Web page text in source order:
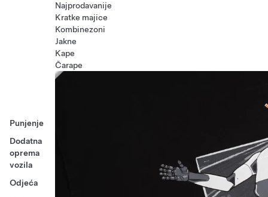
Punjenje
Dodatna
oprema
vozila
Odjeća
Najprodavanije
Kratke majice
Kombinezoni
Jakne
Kape
Čarape